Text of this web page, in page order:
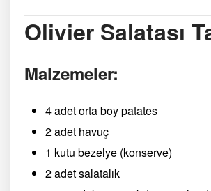
Olivier Salatası
Malzemeler:
4 adet orta boy patates
2 adet havuç
1 kutu bezelye (konserve)
2 adet salatalık